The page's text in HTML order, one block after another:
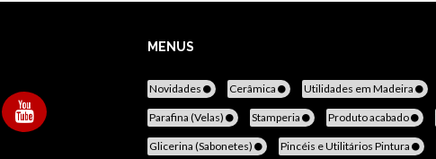
MENUS
Novidades Cerâmica Utilidades em Madeira
Parafina (Velas) Stamperia Produto acabado
Glicerina (Sabonetes) Pincéis e Utilitários Pintura